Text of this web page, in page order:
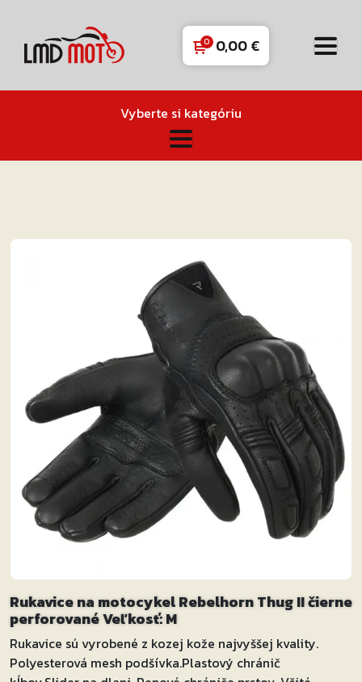
0,00€
Vyberte si kategóriu
Rukavice na motocykel Rebelhorn Thug II čierne
perforované Veľkosť: M
Rukavice sú vyrobené z kozej kože najvyššej kvality.
Polyesterová mesh podšívka.Plastový chránič